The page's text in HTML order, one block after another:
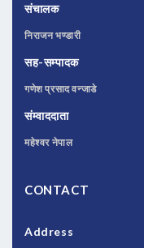
संचालक
निराजन भण्डारी
सह-सम्पादक
गणेश प्रसाद वन्जाडे
संम्वाददाता
महेश्वर नेपाल
CONTACT
Address